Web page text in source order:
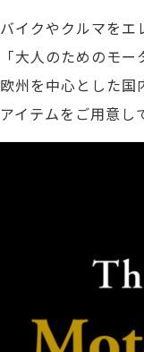
バイクやクルマをエ
「大人のためのモ
欧州を中心とした国
アイテムをご用意し